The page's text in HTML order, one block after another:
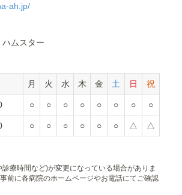
ah.jp/
ハムスター
月 火 水 木 金 土 日 祝
○ ○ ○ ○ ○ ○ ○ ○
○ ○ ○ ○ ○ ○ △ △
療時間など)が変更になっている場合がありま
前に各病院のホームページやお電話にてご確認